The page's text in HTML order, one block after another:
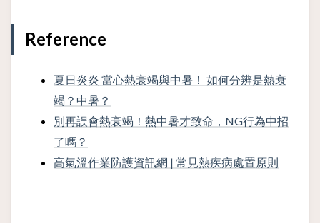
Reference
夏日炎炎 當心熱衰竭與中暑！ 如何分辨是熱衰
竭？中暑？
別再誤會熱衰竭！熱中暑才致命，NG行為中招
了嗎？
高氣溫作業防護資訊網 | 常見熱疾病處置原則